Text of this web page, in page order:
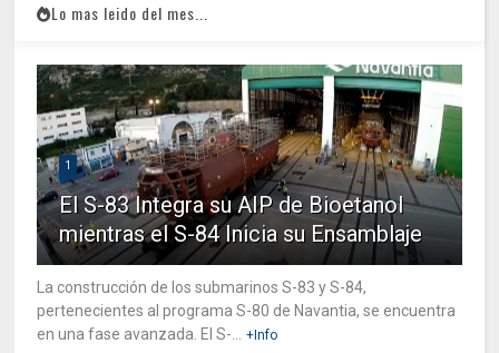
Lo mas leido del mes...
1
El S-83 Integra su AIP de Bioetanol
mientras el S-84 Inicia su Ensamblaje
La construcción de los submarinos S-83 y S-84,
pertenecientes al programa S-80 de Navantia, se encuentra
en una fase avanzada. El S-...
+Info